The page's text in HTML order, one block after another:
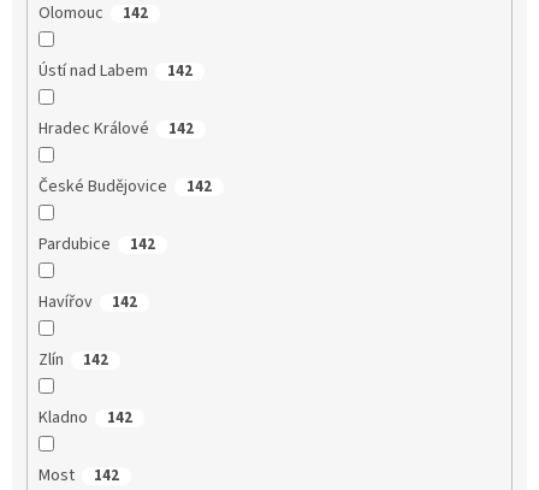
Olomouc 142
Ústí nad Labem 142
Hradec Králové 142
České Budějovice 142
Pardubice 142
Havířov 142
Zlín 142
Kladno 142
Most 142